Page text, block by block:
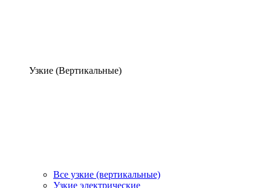
Узкие (Вертикальные)
Все узкие (вертикальные)
Узкие электрические